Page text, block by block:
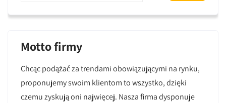
Motto firmy
Chcąc podążać za trendami obowiązującymi na rynku,
proponujemy swoim klientom to wszystko, dzięki
czemu zyskują oni najwięcej. Nasza firma dysponuje